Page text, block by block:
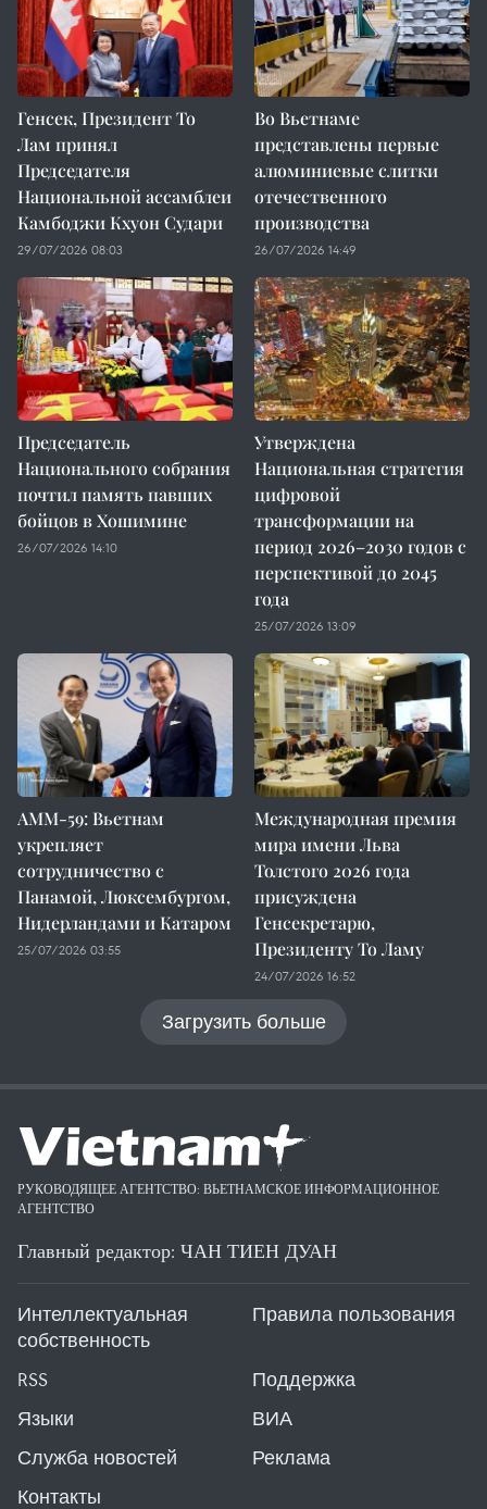
Генсек, Президент То
Лам принял
Председателя
Национальной ассамблеи
Камбоджи Кхуон Судари
29/07/2026 08:03
Во Вьетнаме
представлены первые
алюминиевые слитки
отечественного
производства
26/07/2026 14:49
Председатель
Национального собрания
почтил память павших
бойцов в Хошимине
26/07/2026 14:10
Утверждена
Национальная стратегия
цифровой
трансформации на
период 2026–2030 годов с
перспективой до 2045
года
25/07/2026 13:09
AMM-59: Вьетнам
укрепляет
сотрудничество с
Панамой, Люксембургом,
Нидерландами и Катаром
25/07/2026 03:55
Международная премия
мира имени Льва
Толстого 2026 года
присуждена
Генсекретарю,
Президенту То Ламу
24/07/2026 16:52
Загрузить больше
РУКОВОДЯЩЕЕ АГЕНТСТВО: ВЬЕТНАМСКОЕ ИНФОРМАЦИОННОЕ
АГЕНТСТВО
Главный редактор: ЧАН ТИЕН ДУАН
Интеллектуальная
собственность
Правила пользования
RSS
Поддержка
Языки
ВИА
Служба новостей
Реклама
Контакты